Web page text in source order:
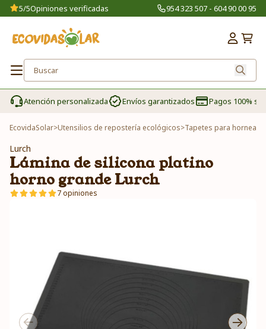
5/5Opiniones verificadas 954 323 507 - 604 90 00 95
Atención personalizada Envíos garantizados Pagos 100%
EcovidaSolar>Utensilios de repostería ecológicos>Tapetes para hornear
Lurch
Lámina de silicona platino
horno grande Lurch
7 opiniones